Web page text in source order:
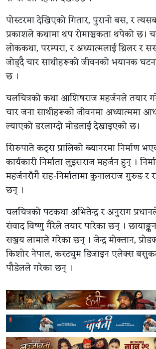
पोस्टरमा देखिएको गितार, पुरानो बस, र
प्रकाशले कथामा थप रोमाञ्चकता थपेको छ।
लोककथा, परम्परा, र अध्यात्मलाई थ्रिलर र
जोड्दै चार साथीहरूको जीवनको भयानक
छ ।
चलचित्रको कथा आशिषराज महर्जनले तयार
चार जना साथीहरूको जीवनमा अध्यात्ममा
ल्याएको डरलाग्दो मोडलाई देखाइएको छ।
सिरुपाते कट्स प्रालिको ब्यानरमा निर्माण
कार्यकारी निर्माता लुइसराज महर्जन हुन् ।
महर्जनसँगै सह-निर्मातामा कुनालराज गुरुङ र
छन् ।
चलचित्रको पटकथा अभितेन्द्र र अनुराग
संवाद विष्णु गैरेले तयार पारेका छन् ।
सञ्जय लामाले गरेका छन् । जेन्द्र मोक्तान,
किशोर नेपाल, कस्ट्युम डिजाइन एलेक्स
पौडेलले गरेका छन् ।